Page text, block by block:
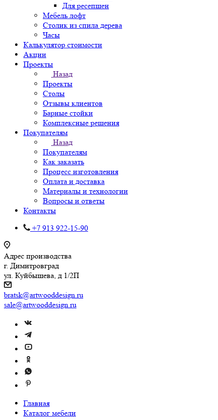
Для ресепшен
Мебель лофт
Столик из спила дерева
Часы
Калькулятор стоимости
Акции
Проекты
Назад
Проекты
Столы
Отзывы клиентов
Барные стойки
Комплексные решения
Покупателям
Назад
Покупателям
Как заказать
Процесс изготовления
Оплата и доставка
Материалы и технологии
Вопросы и ответы
Контакты
+7 913 922-15-90
Адрес производства
г. Димитровград
ул. Куйбышева, д 1/2П
bratsk@artwooddesign.ru
sale@artwooddesign.ru
Главная
Каталог мебели